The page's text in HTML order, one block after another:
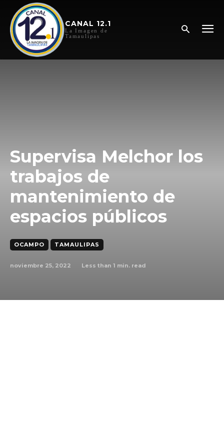
CANAL 12.1
La Imagen de
Tamaulipas
Supervisa Melchor los
trabajos de
mantenimiento de
espacios públicos
OCAMPO TAMAULIPAS
noviembre 25, 2022 Less than 1 min. read